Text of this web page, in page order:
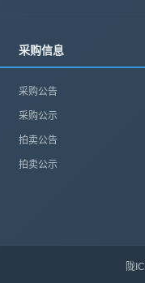
采购信息
采购公告
采购公示
拍卖公告
拍卖公示
陇